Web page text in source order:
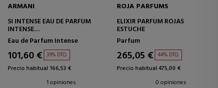
ARMANI
SI INTENSE EAU DE PARFUM
INTENSE
ESTUCHE
Eau de Parfum Intense
101,60 € 39% DTO.
Precio habitual 166,53 €
1 opiniones
ROJA PARFUMS
ELIXIR PARFUM ROJAS
ESTUCHE
Parfum
265,05 € 44% DTO.
Precio habitual 475,00 €
0 opiniones